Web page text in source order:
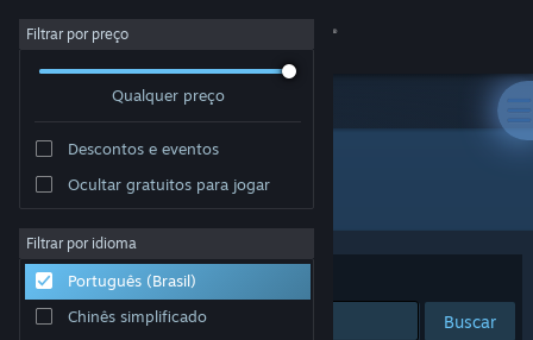
Iniciar sessão
Sobre
Suporte
Filtrar por preço
Qualquer preço
Descontos e eventos
Ocultar gratuitos para jogar
Filtrar por idioma
Português (Brasil)
Chinês simplificado
Desenvolvedor: Horrendous Games
Ordenar por Relevância
Buscar